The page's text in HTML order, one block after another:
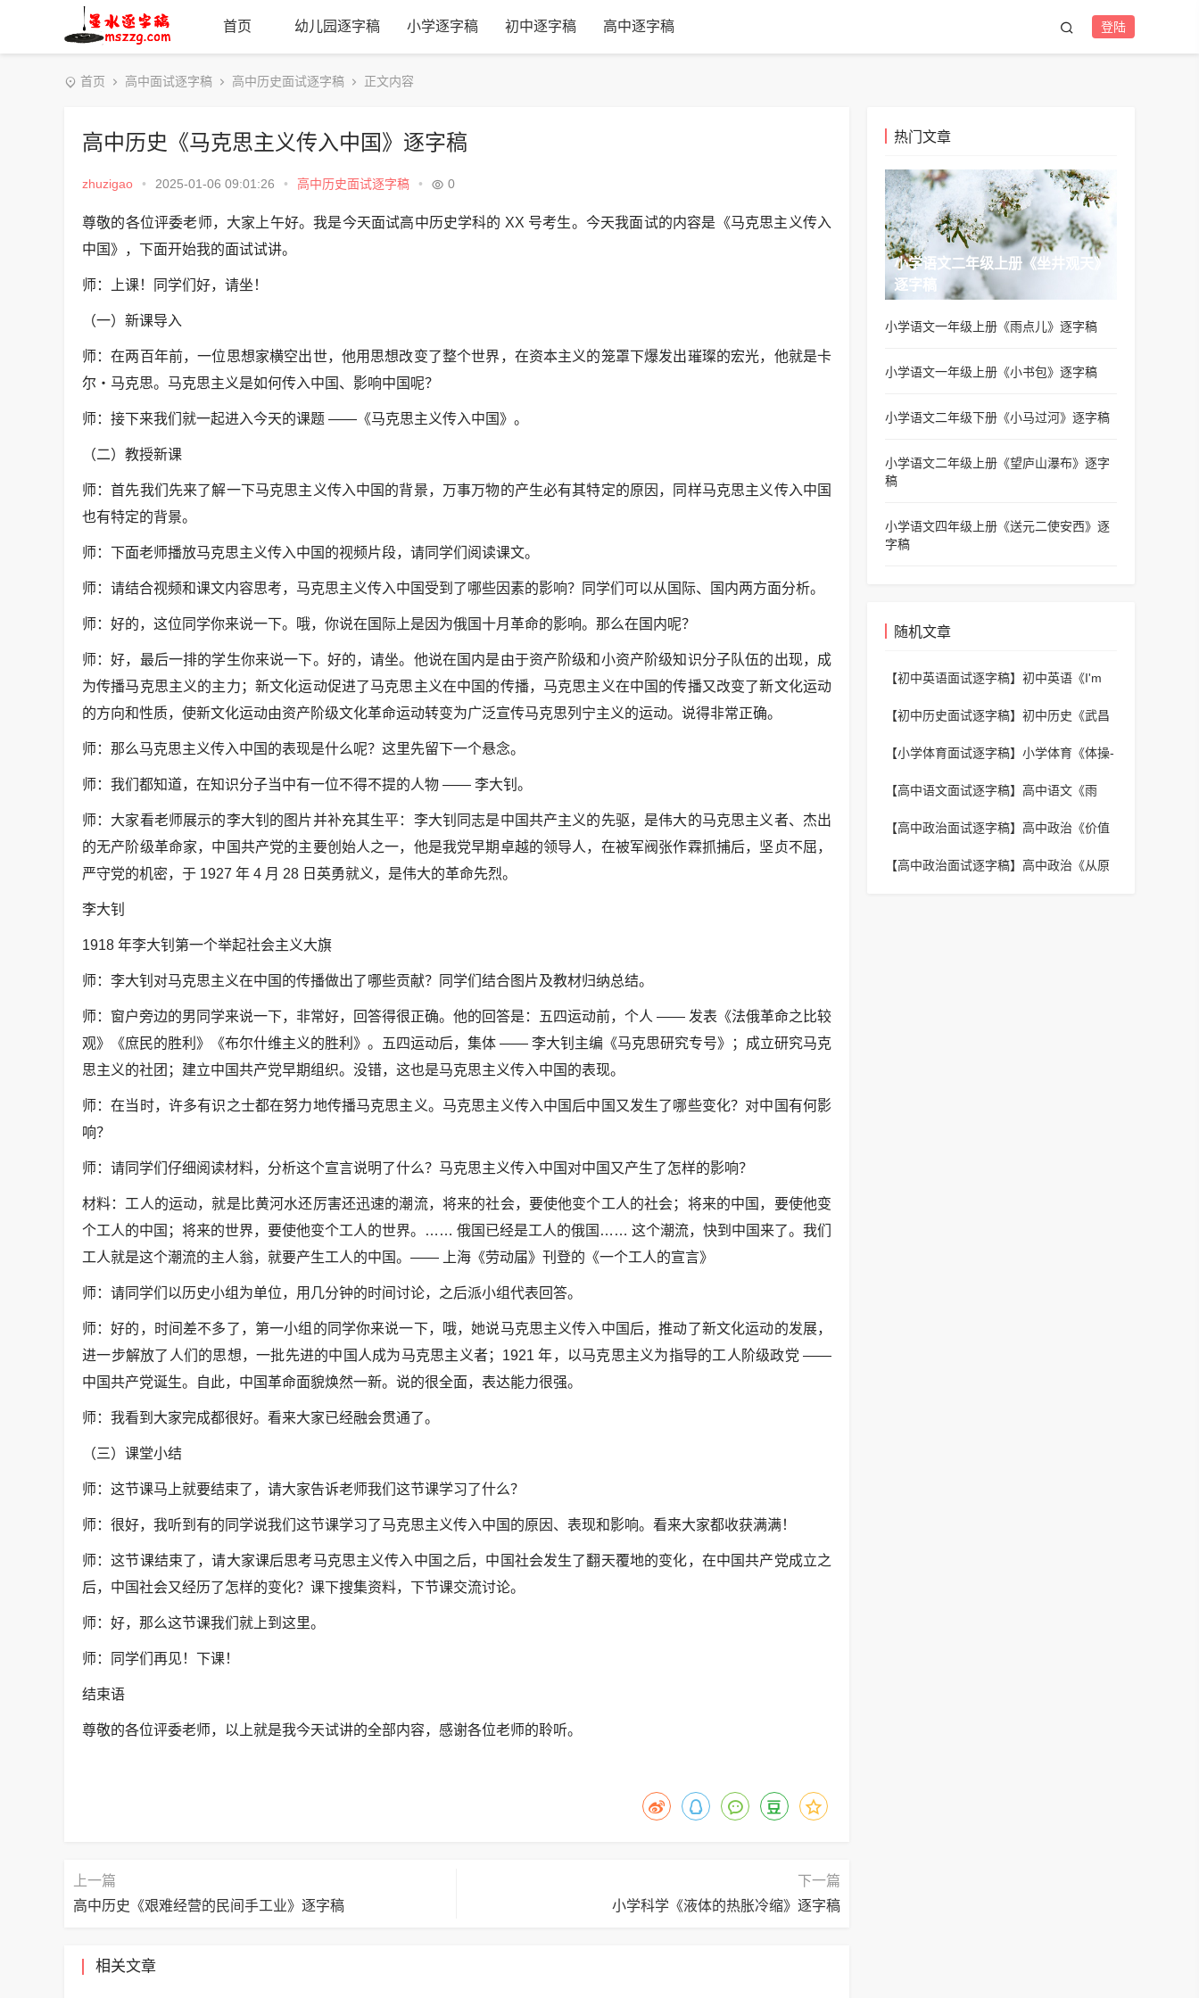
首页 幼儿园逐字稿 小学逐字稿 初中逐字稿 高中逐字稿 登陆
首页 高中面试逐字稿 高中历史面试逐字稿 正文内容
高中历史《马克思主义传入中国》逐字稿
zhuzigao • 2025-01-06 09:01:26 • 高中历史面试逐字稿 • 0
尊敬的各位评委老师，大家上午好。我是今天面试高中历史学科的 XX 号考生。今天我面试的内容是《马克思主义传入
中国》，下面开始我的面试试讲。
师：上课！同学们好，请坐！
（一）新课导入
师：在两百年前，一位思想家横空出世，他用思想改变了整个世界，在资本主义的笼罩下爆发出璀璨的宏光，他就是卡
尔・马克思。马克思主义是如何传入中国、影响中国呢？
师：接下来我们就一起进入今天的课题 ——《马克思主义传入中国》。
（二）教授新课
师：首先我们先来了解一下马克思主义传入中国的背景，万事万物的产生必有其特定的原因，同样马克思主义传入中国
也有特定的背景。
师：下面老师播放马克思主义传入中国的视频片段，请同学们阅读课文。
师：请结合视频和课文内容思考，马克思主义传入中国受到了哪些因素的影响？同学们可以从国际、国内两方面分析。
师：好的，这位同学你来说一下。哦，你说在国际上是因为俄国十月革命的影响。那么在国内呢？
师：好，最后一排的学生你来说一下。好的，请坐。他说在国内是由于资产阶级和小资产阶级知识分子队伍的出现，成
为传播马克思主义的主力；新文化运动促进了马克思主义在中国的传播，马克思主义在中国的传播又改变了新文化运动
的方向和性质，使新文化运动由资产阶级文化革命运动转变为广泛宣传马克思列宁主义的运动。说得非常正确。
师：那么马克思主义传入中国的表现是什么呢？这里先留下一个悬念。
师：我们都知道，在知识分子当中有一位不得不提的人物 —— 李大钊。
师：大家看老师展示的李大钊的图片并补充其生平：李大钊同志是中国共产主义的先驱，是伟大的马克思主义者、杰出
的无产阶级革命家，中国共产党的主要创始人之一，他是我党早期卓越的领导人，在被军阀张作霖抓捕后，坚贞不屈，
严守党的机密，于 1927 年 4 月 28 日英勇就义，是伟大的革命先烈。
李大钊
1918 年李大钊第一个举起社会主义大旗
师：李大钊对马克思主义在中国的传播做出了哪些贡献？同学们结合图片及教材归纳总结。
师：窗户旁边的男同学来说一下，非常好，回答得很正确。他的回答是：五四运动前，个人 —— 发表《法俄革命之比较
观》《庶民的胜利》《布尔什维主义的胜利》。五四运动后，集体 —— 李大钊主编《马克思研究专号》；成立研究马克
思主义的社团；建立中国共产党早期组织。没错，这也是马克思主义传入中国的表现。
师：在当时，许多有识之士都在努力地传播马克思主义。马克思主义传入中国后中国又发生了哪些变化？对中国有何影
响？
师：请同学们仔细阅读材料，分析这个宣言说明了什么？马克思主义传入中国对中国又产生了怎样的影响？
材料：工人的运动，就是比黄河水还厉害还迅速的潮流，将来的社会，要使他变个工人的社会；将来的中国，要使他变
个工人的中国；将来的世界，要使他变个工人的世界。…… 俄国已经是工人的俄国…… 这个潮流，快到中国来了。我们
工人就是这个潮流的主人翁，就要产生工人的中国。—— 上海《劳动届》刊登的《一个工人的宣言》
师：请同学们以历史小组为单位，用几分钟的时间讨论，之后派小组代表回答。
师：好的，时间差不多了，第一小组的同学你来说一下，哦，她说马克思主义传入中国后，推动了新文化运动的发展，
进一步解放了人们的思想，一批先进的中国人成为马克思主义者；1921 年，以马克思主义为指导的工人阶级政党 ——
中国共产党诞生。自此，中国革命面貌焕然一新。说的很全面，表达能力很强。
师：我看到大家完成都很好。看来大家已经融会贯通了。
（三）课堂小结
师：这节课马上就要结束了，请大家告诉老师我们这节课学习了什么？
师：很好，我听到有的同学说我们这节课学习了马克思主义传入中国的原因、表现和影响。看来大家都收获满满！
师：这节课结束了，请大家课后思考马克思主义传入中国之后，中国社会发生了翻天覆地的变化，在中国共产党成立之
后，中国社会又经历了怎样的变化？课下搜集资料，下节课交流讨论。
师：好，那么这节课我们就上到这里。
师：同学们再见！下课！
结束语
尊敬的各位评委老师，以上就是我今天试讲的全部内容，感谢各位老师的聆听。
上一篇
高中历史《艰难经营的民间手工业》逐字稿
下一篇
小学科学《液体的热胀冷缩》逐字稿
相关文章
热门文章
小学语文二年级上册《坐井观天》
逐字稿
小学语文一年级上册《雨点儿》逐字稿
小学语文一年级上册《小书包》逐字稿
小学语文二年级下册《小马过河》逐字稿
小学语文二年级上册《望庐山瀑布》逐字
稿
小学语文四年级上册《送元二使安西》逐
字稿
随机文章
【初中英语面试逐字稿】 初中英语《I'm
【初中历史面试逐字稿】 初中历史《武昌
【小学体育面试逐字稿】 小学体育《体操-
【高中语文面试逐字稿】 高中语文《雨
【高中政治面试逐字稿】 高中政治《价值
【高中政治面试逐字稿】 高中政治《从原